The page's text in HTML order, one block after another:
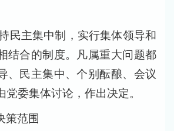
民主集中制，实行集体领导和
结合的制度。凡属重大问题都
、民主集中、个别酝酿、会议
党委集体讨论，作出决定。
策范围